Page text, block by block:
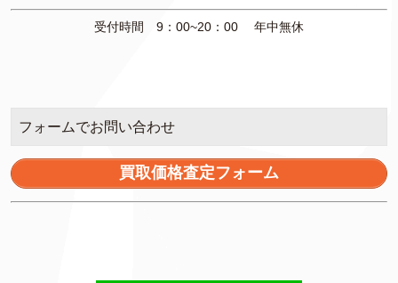
受付時間 9：00~20：00 年中無休
フォームでお問い合わせ
買取価格査定フォーム